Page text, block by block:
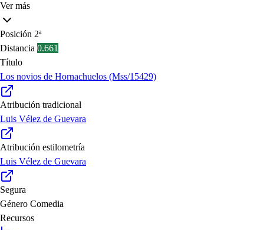
Ver más
Posición 2ª
Distancia 0.661
Título
Los novios de Hornachuelos (Mss/15429)
Atribución tradicional
Luis Vélez de Guevara
Atribución estilometría
Luis Vélez de Guevara
Segura
Género Comedia
Recursos